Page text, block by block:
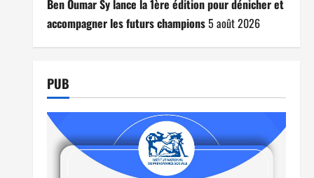
Ben Oumar Sy lance la 1ère édition pour dénicher et
accompagner les futurs champions5 août 2026
PUB